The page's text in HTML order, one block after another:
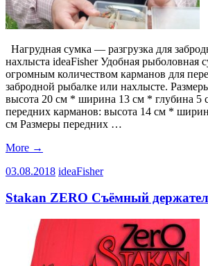
Нагрудная сумка — разгрузка для
нахлыста ideaFisher Удобная рыболовная
огромным количеством карманов для
забродной рыбалке или нахлысте.
высота 20 см * ширина 13 см * глубина 5
передних карманов: высота 14 см *
см Размеры передних …
More →
03.08.2018 ideaFisher
Stakan ZERO Съёмный